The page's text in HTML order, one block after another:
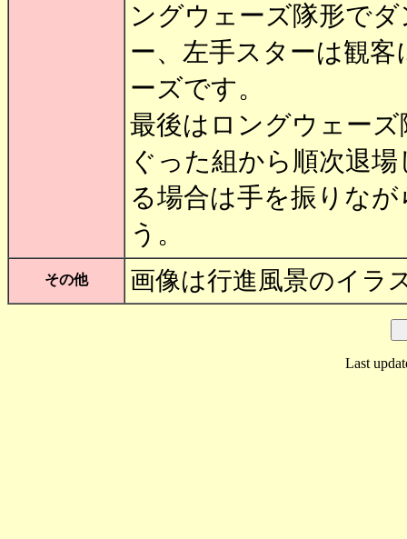
ングウェーズ隊形で
ー、左手スターは観
ーズです。
最後はロングウェー
ぐった組から順次退
る場合は手を振りな
う。
その他 画像は行進風景の
Last